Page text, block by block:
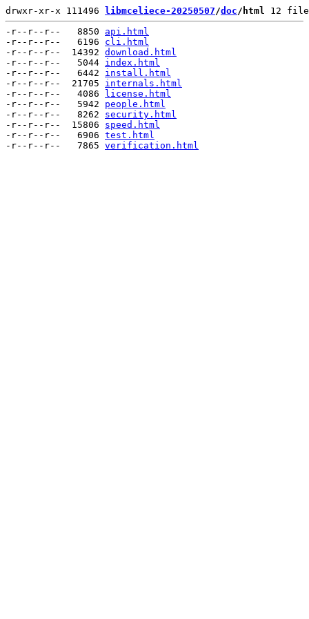
drwxr-xr-x 111496 libmceliece-20250507/doc/html 12
-r--r--r--   8850 api.html
-r--r--r--   6196 cli.html
-r--r--r--  14392 download.html
-r--r--r--   5044 index.html
-r--r--r--   6442 install.html
-r--r--r--  21705 internals.html
-r--r--r--   4086
license.html
-r--r--r--   5942 people.html
-r--r--r--   8262 security.html
-r--r--r--  15806 speed.html
-r--r--r--   6906 test.html
-r--r--r--   7865 verification.html